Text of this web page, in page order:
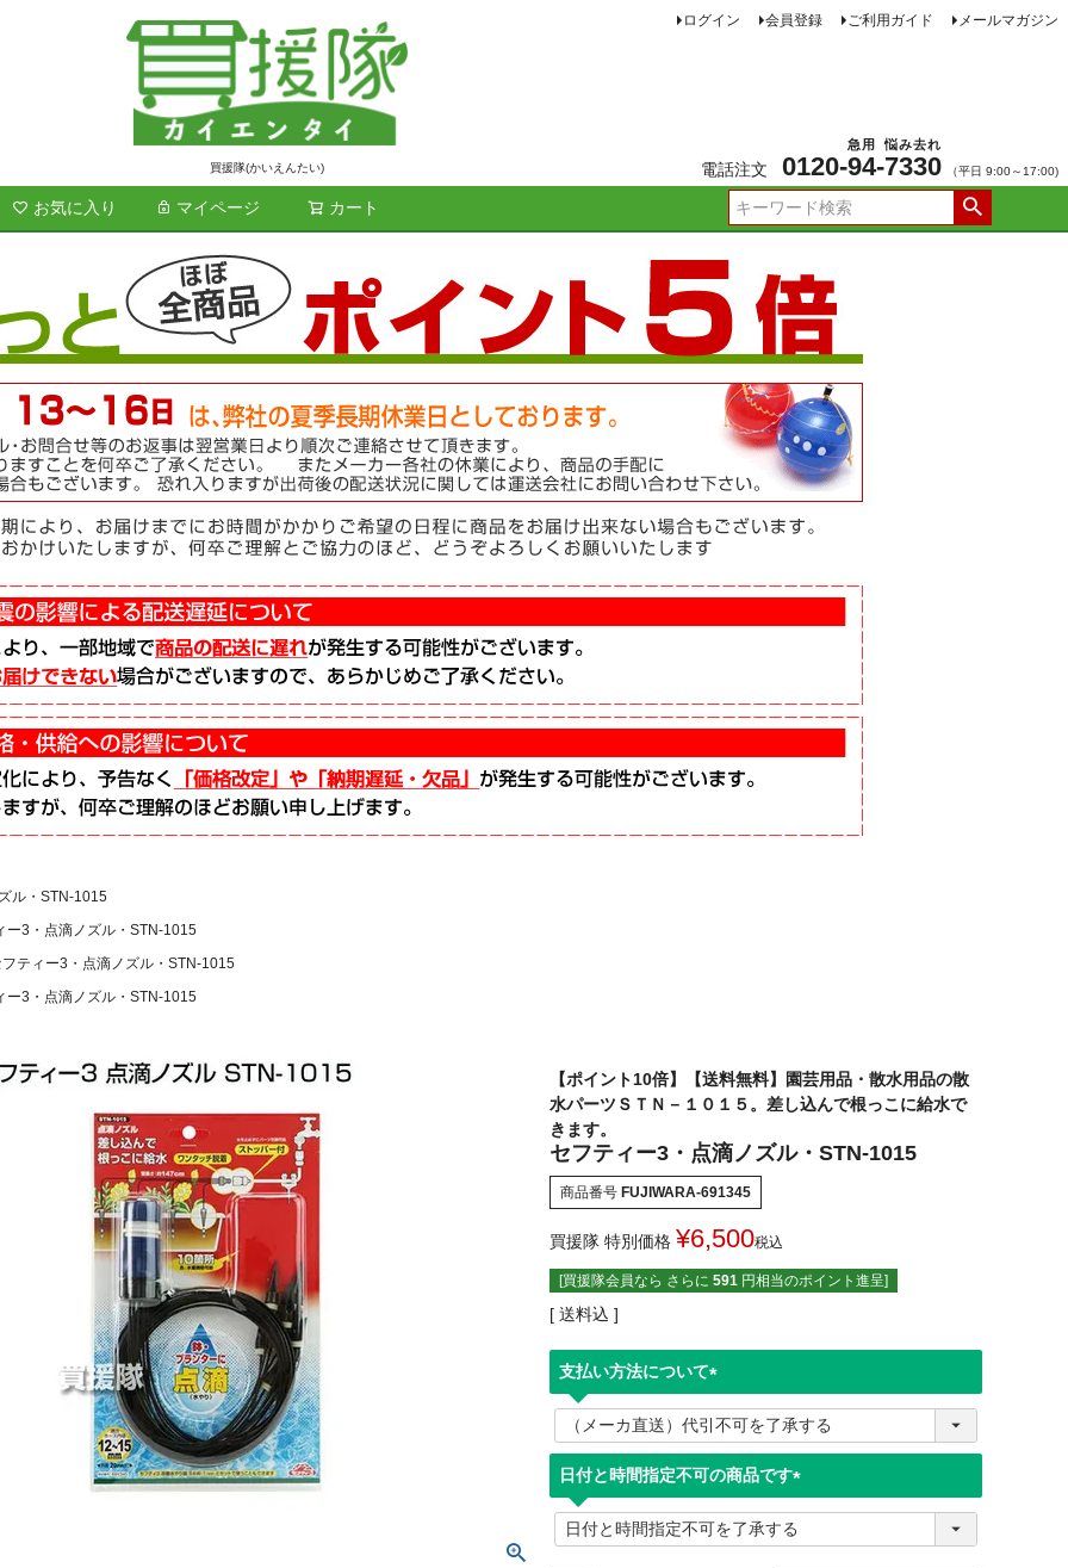
買援隊(かいえんたい)
ログイン 会員登録 ご利用ガイド メールマガジン
電話注文 0120-94
急用
-7330
悩み去れ
（平日 9:00～17:00)
お気に入り マイページ カート
検索
ル・STN-1015
ー3・点滴ノズル・STN-1015
ティー3・点滴ノズル・STN-1015
ー3・点滴ノズル・STN-1015
【ポイント10倍】【送料無料】園芸用品・散水用品の散
水パーツＳＴＮ－１０１５。差し込んで根っこに給水で
きます。
セフティー3・点滴ノズル・STN-1015
商品番号 FUJIWARA-691345
買援隊 特別価格 ¥6,500税込
[買援隊会員なら さらに 591 円相当のポイント進呈]
送料込
支払い方法について
必
須
)
日付と時間指定不可の商品です
必